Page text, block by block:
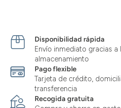
Disponibilidad rápida
Envío inmediato gracias
almacenamiento
Pago flexible
Tarjeta de crédito,
transferencia
Recogida gratuita